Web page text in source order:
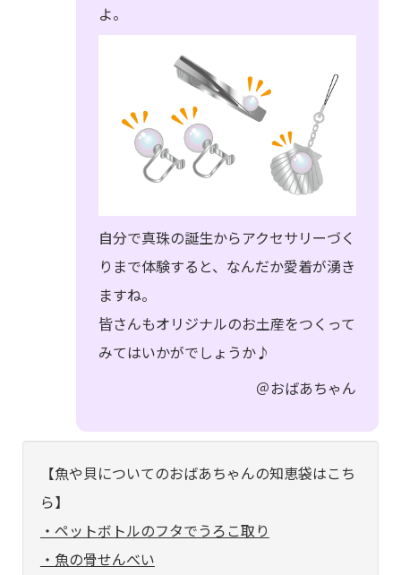
よ。
自分で真珠の誕生からアクセサリーづく
りまで体験すると、なんだか愛着が湧き
ますね。
皆さんもオリジナルのお土産をつくって
みてはいかがでしょうか♪
＠おばあちゃん
【魚や貝についてのおばあちゃんの知恵袋はこち
ら】
・ペットボトルのフタでうろこ取り
・魚の骨せんべい